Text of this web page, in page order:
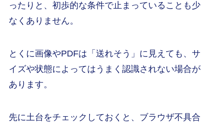
ったりと、初歩的な条件で止まっていることも少
なくありません。
とくに画像やPDFは「送れそう」に見えても、サ
イズや状態によってはうまく認識されない場合が
あります。
先に土台をチェックしておくと、ブラウザ不具合